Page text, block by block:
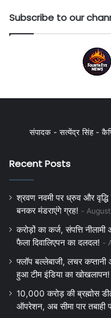
Subscribe to our
संपादक - सत्येंद्र सिंह -
Recent Posts
श्रवण नवमी पर ध्रुव और
बनकर मंडराएंगे ग्रह!
करोड़ों का कर्ज, संपत्ति
फैला दिवालिएपन का दलदल!
फ्लॉप बल्लेबाजी, लचर
हुआ टीम इंडिया का खोखलापन!
10,000 करोड़ की ब्रह्मोस
ऑपरेशन, अब सीमा पार तबाही